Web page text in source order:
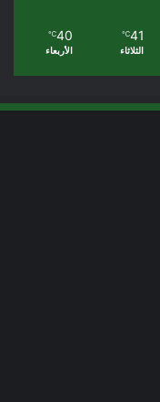
41
℃
الثلاثاء
40
℃
الأربعاء